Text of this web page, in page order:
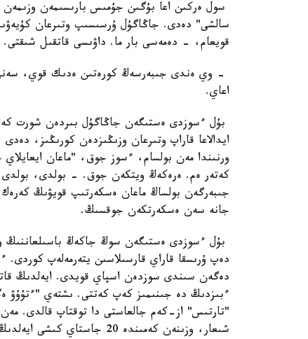
سول ەركىن اعا بۇگىن جۇمىس بارىسىمەن وزىمەن
سالشى" دەدى. جاڭاگۇل ۇرسىسىپ وتىرعان
قويعام، - دەمەسى بار ما. داۋىسى قاتقىل شىقتى.
- وي ەندى جىبەرسەڭ كورەتىن ەدىك قوي، سەنى
اعاي.
بۇل ءسوزدى ەستىگەن جاڭاگۇل بىردەن شورت
ايدالاعا قاراپ وتىرعان وزىڭىزدەن كورىڭىز،
ورنىندا مەن بولسام، ءسوز جوق، "ماعان
كەتەر ەم. ەرەكەڭ ويتكەن جوق. - بولدى، بولدى
جىبەرگەن بولساڭ ماعان ەسكەرتىپ قويۋىڭ
جانە سەن ەسكەرتكەن جوقسىڭ.
بۇل ءسوزدى ەستىگەن سوڭ جاكەڭ باسىلعاننىڭ
دەپ ۇرىسقا قاراي قارسىلاسىن يتەرمەلەپ كوردى.
دەگەن سىندى سوزدەن اسپاي قويدى. ايەلدىڭ
ءبىزدىڭ دە جىنىمىز كەپ كەتتى. ىشتەي "ءتۇۇۋ
"تارتىس" از-كەم جالعاستى دا توقتاپ قالدى.
شىعار، وزىنەن كەمىندە 20